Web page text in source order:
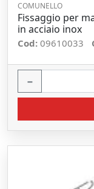
COMUNELLO
Fissaggio per
in acciaio inox
Cod: 09610033
−